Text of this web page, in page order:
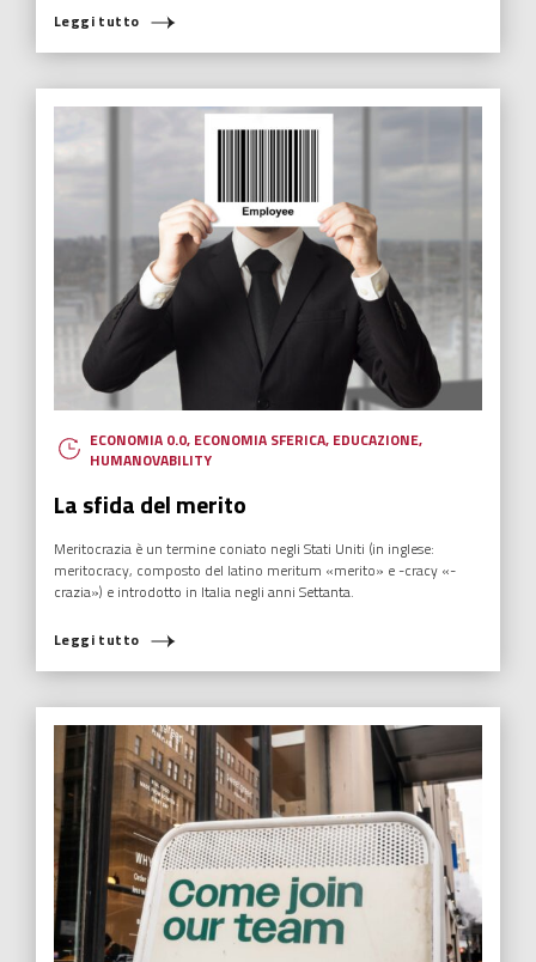
Leggi tutto
ECONOMIA 0.0, ECONOMIA SFERICA, EDUCAZIONE,
HUMANOVABILITY
La sfida del merito
Meritocrazia è un termine coniato negli Stati Uniti (in inglese:
meritocracy, composto del latino meritum «merito» e -cracy «-
crazia») e introdotto in Italia negli anni Settanta.
Leggi tutto